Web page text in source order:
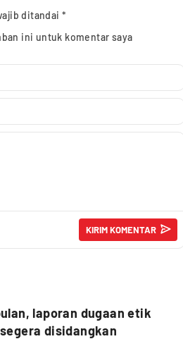
ditandai*
ini untuk komentar saya
laporan dugaan etik
disidangkan